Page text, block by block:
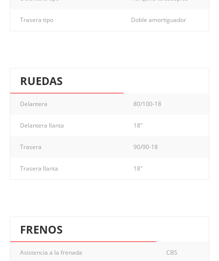
Trasera tipo Doble amortiguador
RUEDAS
Delantera 80/100-18
Delantera llanta 18"
Trasera 90/90-18
Trasera llanta 18"
FRENOS
Asistencia a la frenada CBS